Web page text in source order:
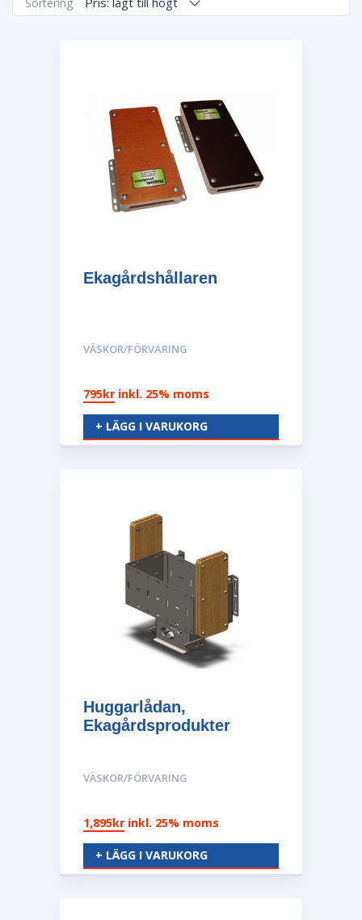
Ekagårdshållaren
VÄSKOR/FÖRVARING
795kr inkl. 25% moms
+ LÄGG I VARUKORG
Huggarlådan,
Ekagårdsprodukter
VÄSKOR/FÖRVARING
1,895kr inkl. 25% moms
+ LÄGG I VARUKORG